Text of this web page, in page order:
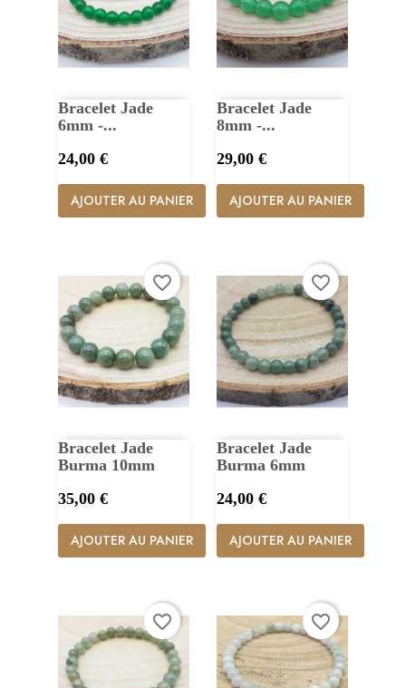
Bracelet Jade
6mm -...
Prix
24,00 €
AJOUTER AU PANIER
Bracelet Jade
8mm -...
Prix
29,00 €
AJOUTER AU PANIER
Bracelet Jade
Burma 10mm
Prix
35,00 €
AJOUTER AU PANIER
favorite_border
Bracelet Jade
Burma 6mm
Prix
24,00 €
AJOUTER AU PANIER
favorite_border
favorite_border favorite_border